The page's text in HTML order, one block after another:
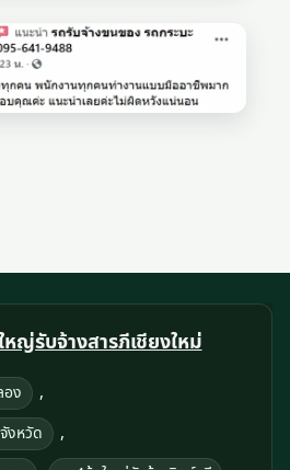
ญ่รับจ้างสารภีเชียงใหม่
อง ,
งหวัด ,